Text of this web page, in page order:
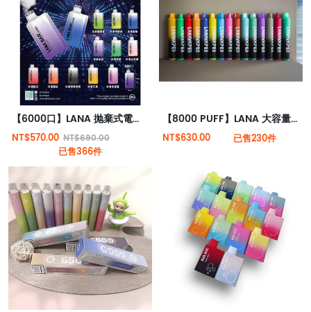
【6000口】LANA 抛棄式電子煙 一次性電子煙 3.5%尼古丁
NT$570.00 NT$690.00
已售366件
【8000 PUFF】LANA 大容量抛棄式 Type-C 可充電 | 一次性電子煙 |
NT$630.00 已售230件